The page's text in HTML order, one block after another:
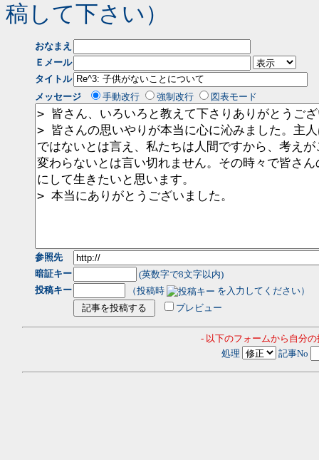
稿して下さい）
おなまえ
Ｅメール
タイトル
メッセージ
手動改行 強制改行 図表モード
参照先
暗証キー
(英数字で8文字以内)
投稿キー
（投稿時
を入力してください）
プレビュー
- 以下のフォームから自分
処理
記事No